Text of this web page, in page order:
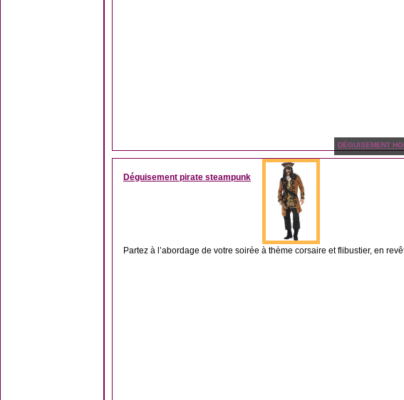
DÉGUISEMENT
Déguisement pirate steampunk
Partez à l’abordage de votre soirée à thème corsaire et flibustier, en